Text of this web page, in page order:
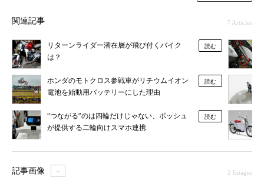
関連記事 7 Articles
リターンライダー潜在層が飛び付くバイク
は？
読む
ホンダのモトクロス参戦車がリチウムイオン
電池を始動用バッテリーにした理由
読む
“つながる”のは四輪だけじゃない、ボッシュ
が提供する二輪向けスマホ連携
読む
記事画像 ＋ 2 Images